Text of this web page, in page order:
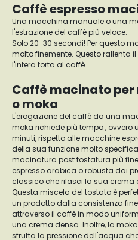
Caffè espresso
Una macchina manuale o una
l'estrazione del caffè più veloce:
Solo 20-30 secondi! Per questo
molto finemente. Questo rallenta
l'intera torta al caffè.
Caffè macinato
o moka
L'erogazione del caffè da una
moka richiede più tempo ,
minuti, rispetto alle macchine
della sua funzione molto
macinatura post tostatura più
espresso arabica o robusta dai
classico che rilasci la sua crema
Questa miscela del tostato è
un prodotto dalla consistenza
attraverso il caffè in modo
una crema densa. Inoltre, la
sfrutta la pressione dell'acqua